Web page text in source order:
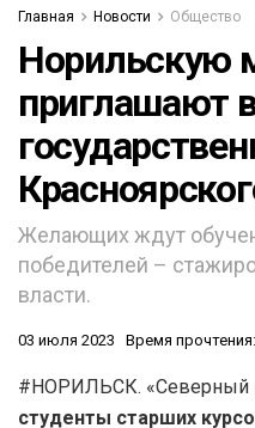
Главная Новости Общество
Норильскую
приглашают
Желающих ждут
победителей –
власти.
03 июля 2023 Время
#НОРИЛЬСК. «Северный
студенты старших